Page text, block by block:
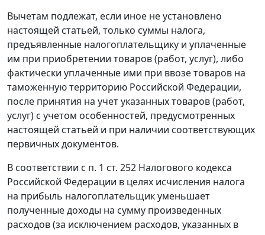
Вычетам подлежат, если иное не установлено
настоящей статьей, только суммы налога,
предъявленные налогоплательщику и уплаченные
им при приобретении товаров (работ, услуг), либо
фактически уплаченные ими при ввозе товаров на
таможенную территорию Российской Федерации,
после принятия на учет указанных товаров (работ,
услуг) с учетом особенностей, предусмотренных
настоящей статьей и при наличии соответствующих
первичных документов.
В соответствии с п. 1 ст. 252 Налогового кодекса
Российской Федерации в целях исчисления налога
на прибыль налогоплательщик уменьшает
полученные доходы на сумму произведенных
расходов (за исключением расходов, указанных в